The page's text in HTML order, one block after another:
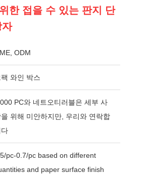
한 접을 수 있는 판지 단
자
ODM
팩 와인 박스
PC와 네트오티러블은 세부 사
을 위해 미안하지만, 우리와 연락합
pc-0.7/pc based on different
and paper surface finish